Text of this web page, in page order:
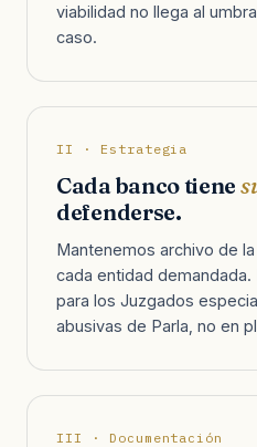
viabilidad no llega al
caso.
II · Estrategia
Cada banco tiene
defenderse.
Mantenemos archivo de
cada entidad
para los Juzgados
abusivas de Parla, no en
III · Documentación